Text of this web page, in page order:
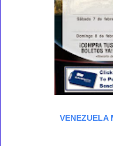
VENEZUELA